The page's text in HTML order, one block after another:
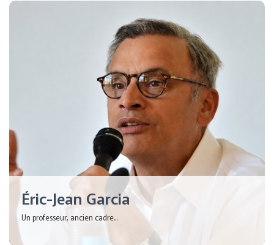
Éric-Jean Garcia
Un professeur, ancien cadre...